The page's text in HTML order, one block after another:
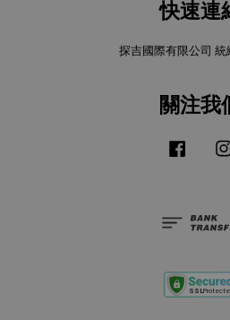
快速連
探吉國際有限公司 統
關注我